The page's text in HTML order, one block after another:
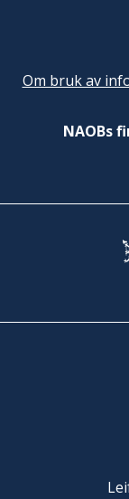
Om bruk av
NAOBs